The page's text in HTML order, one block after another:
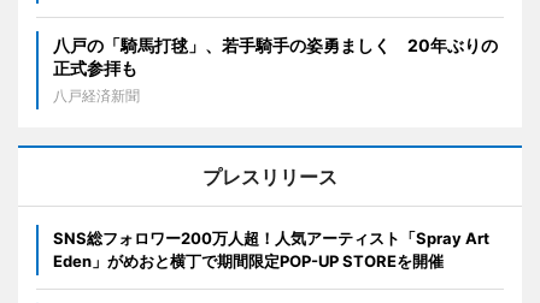
八戸の「騎馬打毬」、若手騎手の姿勇ましく 20年ぶりの
正式参拝も
八戸経済新聞
プレスリリース
SNS総フォロワー200万人超！人気アーティスト「Spray Art
Eden」がめおと横丁で期間限定POP-UP STOREを開催